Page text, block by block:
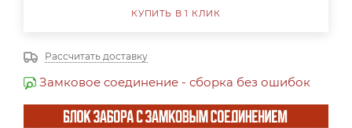
КУПИТЬ В 1 КЛИК
Рассчитать доставку
Замковое соединение - сборка без ошибок